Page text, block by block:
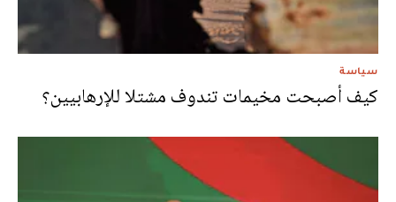
سياسة
كيف أصبحت مخيمات تندوف مشتلا للإرهابيين؟